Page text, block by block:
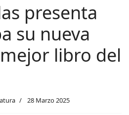
presenta
su nueva
libro del
28 Marzo 2025